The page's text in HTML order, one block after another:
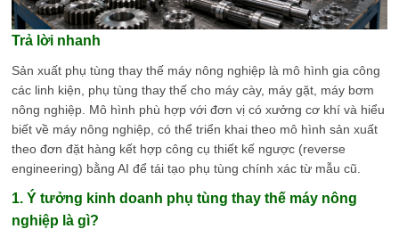
Trả lời nhanh
Sản xuất phụ tùng thay thế máy nông nghiệp là mô hình gia công
các linh kiện, phụ tùng thay thế cho máy cày, máy gặt, máy bơm
nông nghiệp. Mô hình phù hợp với đơn vị có xưởng cơ khí và hiểu
biết về máy nông nghiệp, có thể triển khai theo mô hình sản xuất
theo đơn đặt hàng kết hợp công cụ thiết kế ngược (reverse
engineering) bằng AI để tái tạo phụ tùng chính xác từ mẫu cũ.
1. Ý tưởng kinh doanh phụ tùng thay thế máy nông
nghiệp là gì?